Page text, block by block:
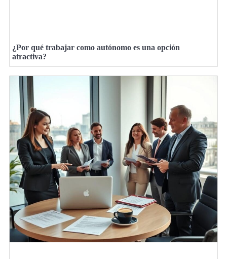
¿Por qué trabajar como autónomo es una opción
atractiva?